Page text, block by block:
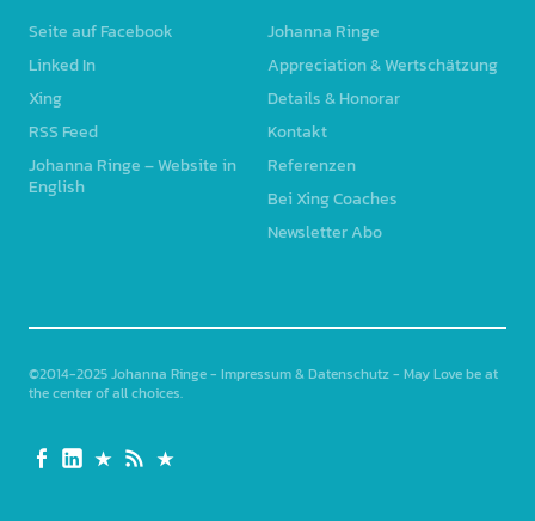
Seite auf Facebook
Linked In
Xing
RSS Feed
Johanna Ringe – Website in
English
Johanna Ringe
Appreciation & Wertschätzung
Details & Honorar
Kontakt
Referenzen
Bei Xing Coaches
Newsletter Abo
©2014-2025Johanna Ringe- Impressum & Datenschutz- May Love be at
the center of all choices